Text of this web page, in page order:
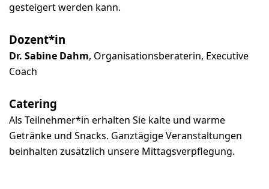
gesteigert werden kann.
Dozent*in
Dr. Sabine Dahm, Organisationsberaterin, Executive
Coach
Catering
Als Teilnehmer*in erhalten Sie kalte und warme
Getränke und Snacks. Ganztägige Veranstaltungen
beinhalten zusätzlich unsere Mittagsverpflegung.